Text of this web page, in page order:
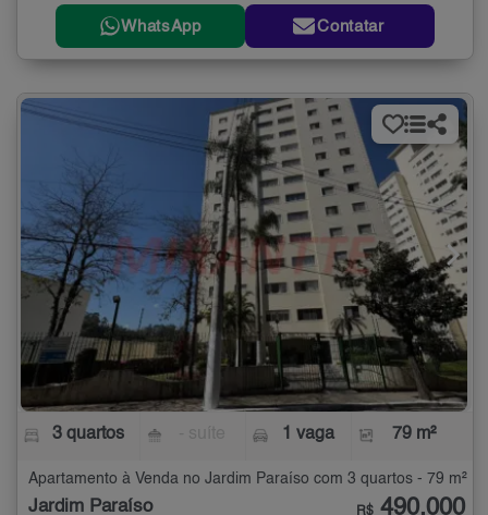
WhatsApp Contatar
3 quartos 1 vaga 79 m²
Apartamento à Venda no Jardim Paraíso com 3 quartos - 79 m²
Jardim Paraíso R$ 490.000